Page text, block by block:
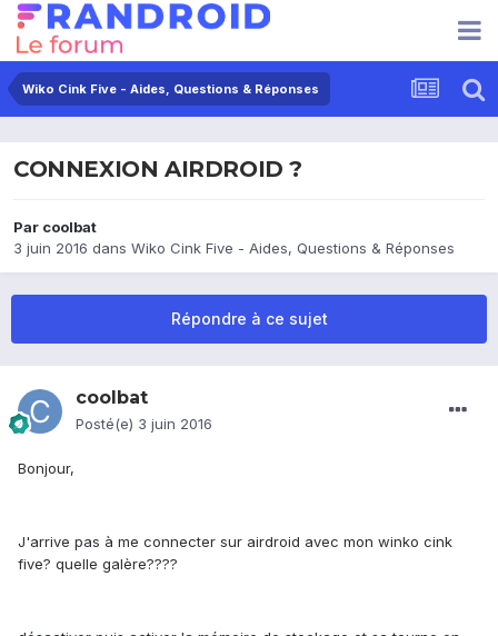
Wiko Cink Five - Aides, Questions & Réponses
CONNEXION AIRDROID ?
Par coolbat
3 juin 2016 dans Wiko Cink Five - Aides, Questions & Réponses
Répondre à ce sujet
coolbat
Posté(e) 3 juin 2016
Bonjour,
J'arrive pas à me connecter sur airdroid avec mon winko cink
five? quelle galère????